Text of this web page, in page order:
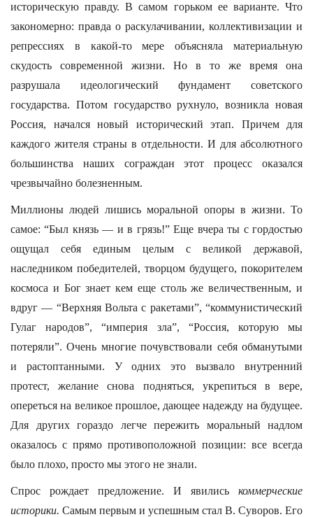
историческую правду. В самом горьком ее варианте. Что
закономерно: правда о раскулачивании, коллективизации и
репрессиях в какой-то мере объясняла материальную
скудость современной жизни. Но в то же время она
разрушала идеологический фундамент советского
государства. Потом государство рухнуло, возникла новая
Россия, начался новый исторический этап. Причем для
каждого жителя страны в отдельности. И для абсолютного
большинства наших сограждан этот процесс оказался
чрезвычайно болезненным.
Миллионы людей лишись моральной опоры в жизни. То
самое: “Был князь — и в грязь!” Еще вчера ты с гордостью
ощущал себя единым целым с великой державой,
наследником победителей, творцом будущего, покорителем
космоса и Бог знает кем еще столь же величественным, и
вдруг — “Верхняя Вольта с ракетами”, “коммунистический
Гулаг народов”, “империя зла”, “Россия, которую мы
потеряли”. Очень многие почувствовали себя обманутыми
и растоптанными. У одних это вызвало внутренний
протест, желание снова подняться, укрепиться в вере,
опереться на великое прошлое, дающее надежду на будущее.
Для других гораздо легче пережить моральный надлом
оказалось с прямо противоположной позиции: все всегда
было плохо, просто мы этого не знали.
Спрос рождает предложение. И явились коммерческие
историки. Самым первым и успешным стал В. Суворов. Его